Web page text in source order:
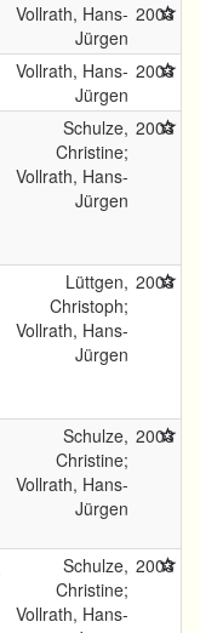
Vollrath, Hans-
Jürgen
2003
Vollrath, Hans-
Jürgen
2003
Schulze,
Christine;
Vollrath, Hans-
Jürgen
2003
Lüttgen,
Christoph;
Vollrath, Hans-
Jürgen
2003
Schulze,
Christine;
Vollrath, Hans-
Jürgen
2003
Schulze,
Christine;
Vollrath, Hans-
2003